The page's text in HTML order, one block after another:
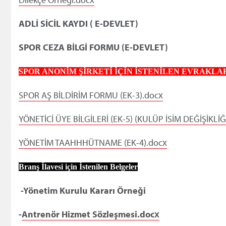
ADLİ SİCİL KAYDI ( E-DEVLET)
SPOR CEZA BİLGİ FORMU (E-DEVLET)
SPOR ANONİM ŞİRKETİ İÇİN İSTENİLEN
SPOR AŞ BİLDİRİM FORMU (EK-3).docx
YÖNETİCİ ÜYE BİLGİLERİ (EK-5) (KULÜP İSİM
YÖNETİM TAAHHHÜTNAME (EK-4).docx
Branş İlavesi için İstenilen Belgeler
-Yönetim Kurulu Kararı Örneği
-Antrenör Hizmet Sözleşmesi.docx